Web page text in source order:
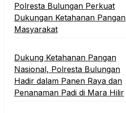
Polresta Bulungan Perkuat
Dukungan Ketahanan Pangan
Masyarakat
Dukung Ketahanan Pangan
Nasional, Polresta Bulungan
Hadir dalam Panen Raya dan
Penanaman Padi di Mara Hilir